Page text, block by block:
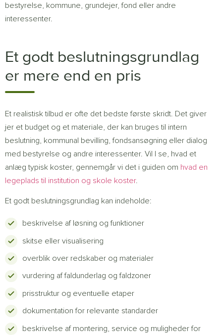
bestyrelse, kommune, grundejer, fond eller andre
interessenter.
Et godt beslutningsgrundlag
er mere end en pris
Et realistisk tilbud er ofte det bedste første skridt. Det giver
jer et budget og et materiale, der kan bruges til intern
beslutning, kommunal bevilling, fondsansøgning eller dialog
med bestyrelse og andre interessenter. Vil I se, hvad et
anlæg typisk koster, gennemgår vi det i guiden om hvad en
legeplads til institution og skole koster.
Et godt beslutningsgrundlag kan indeholde:
beskrivelse af løsning og funktioner
skitse eller visualisering
overblik over redskaber og materialer
vurdering af faldunderlag og faldzoner
prisstruktur og eventuelle etaper
dokumentation for relevante standarder
beskrivelse af montering, service og muligheder for